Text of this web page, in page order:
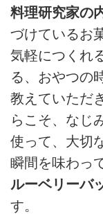
料理研究家の
づけているお
気軽につくれ
る、おやつの
教えていただ
らこそ、なじ
使って、大切
瞬間を味わっ
ルーベリーバ
す。